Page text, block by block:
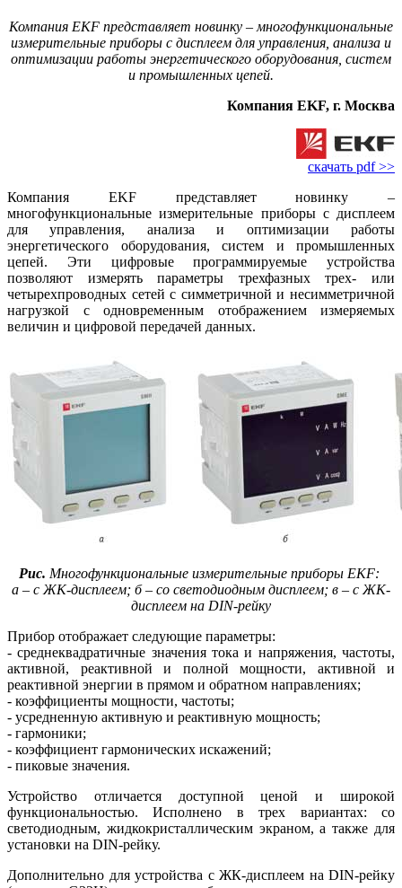
Компания EKF представляет новинку – многофункциональные
измерительные приборы с дисплеем для управления, анализа и
оптимизации работы энергетического оборудования, систем
и промышленных цепей.
Компания EKF, г. Москва
скачать pdf >>
Компания EKF представляет новинку –
многофункциональные измерительные приборы с дисплеем
для управления, анализа и оптимизации работы
энергетического оборудования, систем и промышленных
цепей. Эти цифровые программируемые устройства
позволяют измерять параметры трехфазных трех- или
четырехпроводных сетей с симметричной и несимметричной
нагрузкой с одновременным отображением измеряемых
величин и цифровой передачей данных.
Рис. Многофункциональные измерительные приборы EKF:
а – с ЖК-дисплеем; б – со светодиодным дисплеем; в – с ЖК-
дисплеем на DIN-рейку
Прибор отображает следующие параметры:
- среднеквадратичные значения тока и напряжения, частоты,
активной, реактивной и полной мощности, активной и
реактивной энергии в прямом и обратном направлениях;
- коэффициенты мощности, частоты;
- усредненную активную и реактивную ­мощность;
- гармоники;
- коэффициент гармонических искажений;
- пиковые значения.
Устройство отличается доступной ценой и широкой
функциональностью. Исполнено в трех вариантах: со
светодиодным, жидкокристаллическим экраном, а также для
установки на DIN-рейку.
Дополнительно для устройства с ЖК-дисплеем на DIN-рейку